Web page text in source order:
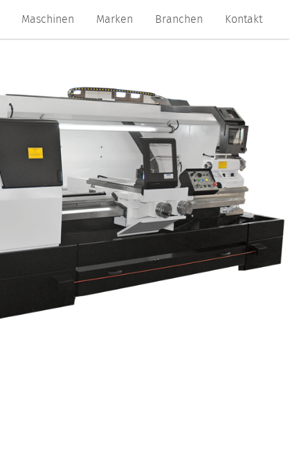
Maschinen Marken Branchen Kontakt